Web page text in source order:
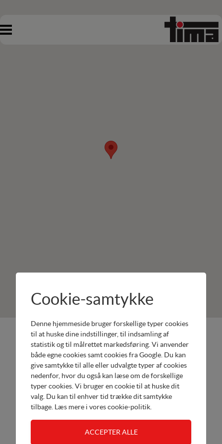
Hans Holm
Maskinforretning
Navervej 5
6360
Tinglev
Tel.
74644094
Åbn
Produkter:
Honda
Håndværk
Honda
Motorer
Værksted
Cookie-samtykke
Denne hjemmeside bruger forskellige typer cookies
til at huske dine indstillinger, til indsamling af
statistik og til målrettet markedsføring. Vi anvender
både egne cookies samt cookies fra Google. Du kan
give samtykke til alle eller udvalgte typer af cookies
nedenfor, hvor du også kan læse om de forskellige
typer cookies. Vi bruger en cookie til at huske dit
valg. Du kan til enhver tid trække dit samtykke
tilbage. Læs mere i vores cookie-politik